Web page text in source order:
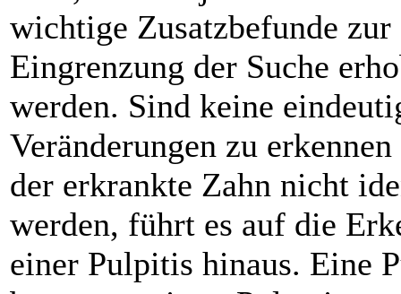
wichtige Zusatzbefunde zur
Eingrenzung der Suche
werden. Sind keine
Veränderungen zu
der erkrankte Zahn nicht
werden, führt es auf die
einer Pulpitis hinaus. Eine